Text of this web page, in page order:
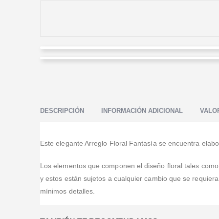
confiables, los recomiendo. Súper atentos, cumplidos.
T...Leer Más
DESCRIPCIÓN INFORMACIÓN ADICIONAL
Este elegante Arreglo Floral Fantasía se encuentra
Los elementos que componen el diseño floral tales
y estos están sujetos a cualquier cambio que se
mínimos detalles.